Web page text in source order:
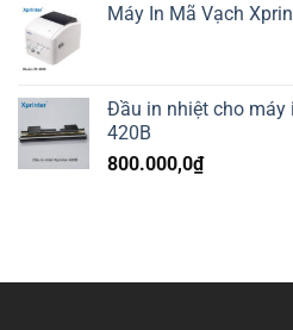
Máy In Mã Vạch
Đầu in nhiệt cho máy
420B
800.000,0₫